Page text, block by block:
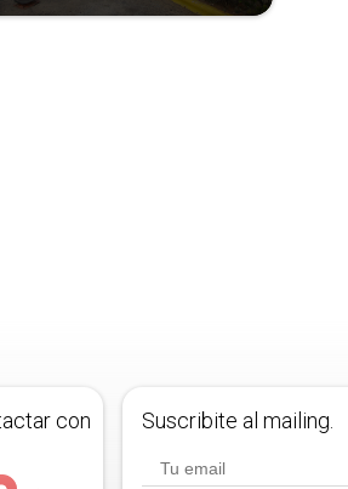
con
Suscribite al mailing.